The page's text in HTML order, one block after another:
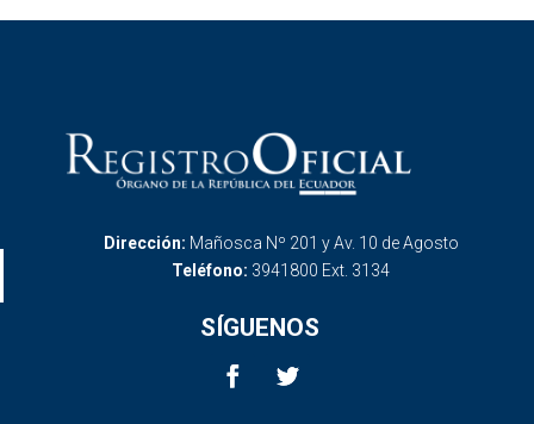
Dirección: Mañosca Nº 201 y Av. 10 de Agosto
Teléfono: 3941800 Ext. 3134
SÍGUENOS